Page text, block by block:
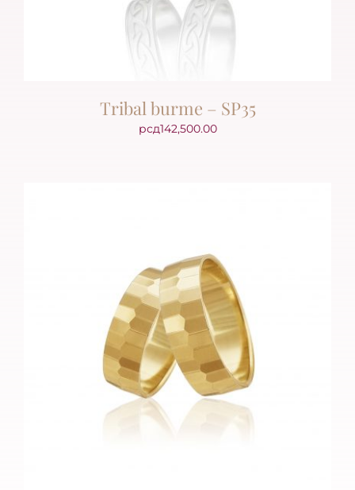
Tribal burme – SP35
рсд142,500.00